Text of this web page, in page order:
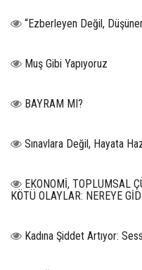
“Ezberleyen Değil,
Muş Gibi Yapıyoruz
BAYRAM MI?
Sınavlara Değil, Hayata
EKONOMİ, TOPLUMSAL
KÖTÜ OLAYLAR: NEREYE
Kadına Şiddet Artıyor: